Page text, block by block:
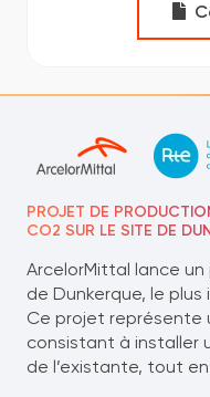
PROJET DE
CO2 SUR LE SITE DE
ArcelorMittal lance un
de Dunkerque, le
Ce projet représente
consistant à installer
de l’existante, tout